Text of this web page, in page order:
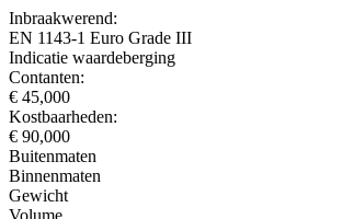
Inbraakwerend:
EN 1143-1 Euro Grade III
Indicatie waardeberging
Contanten:
€ 45,000
Kostbaarheden:
€ 90,000
Buitenmaten
Binnenmaten
Gewicht
Volume